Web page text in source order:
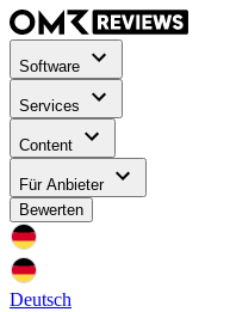
Software
Services
Content
Für Anbieter
Bewerten
Deutsch